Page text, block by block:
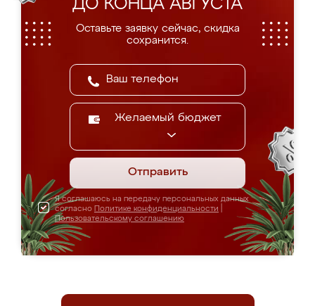
ДО КОНЦА АВГУСТА
Оставьте заявку сейчас, скидка
сохранится.
Желаемый бюджет
Отправить
Я соглашаюсь на передачу персональных данных
согласно Политике конфиденциальности
Пользовательскому соглашению